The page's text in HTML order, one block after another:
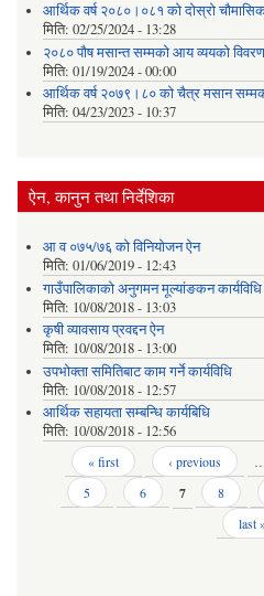
आर्थिक वर्ष २०८०।०८१ को दोस्रो
मिति: 02/25/2024 - 13:28
२०८० पौष मसान्त सम्मको आय व्ययको विवरण
मिति: 01/19/2024 - 00:00
आर्थिक वर्ष २०७९।८० को चैत्र मसान
मिति: 04/23/2023 - 10:37
ऐन, कानुन तथा निर्देशिका
आ व ०७५/७६ को विनियोजन ऐन
मिति: 01/06/2019 - 12:43
गाउँपालिकाको अनुगमन मूल्यांङकन कार्यविधि
मिति: 10/08/2018 - 13:03
कृषी व्यावसाय प्रवद्दन ऐन
मिति: 10/08/2018 - 13:00
उपभोक्ता समितिबाट काम गर्ने कार्यविधि
मिति: 10/08/2018 - 12:57
आर्थिक सहायता सम्बन्धि कार्यबिधि
मिति: 10/08/2018 - 12:56
Pages « first ‹ previous …
5
6 7 8
last